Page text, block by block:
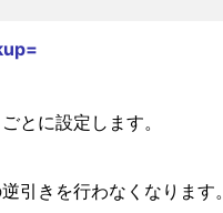
とに設定します。
引きを行わなくなります。